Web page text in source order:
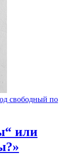
свободный по
или